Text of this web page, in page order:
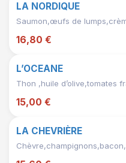
LA NORDIQUE
Saumon,œufs de
16,80 €
L’OCEANE
Thon ,huile d’olive,tomates
15,00 €
LA CHEVRIÈRE